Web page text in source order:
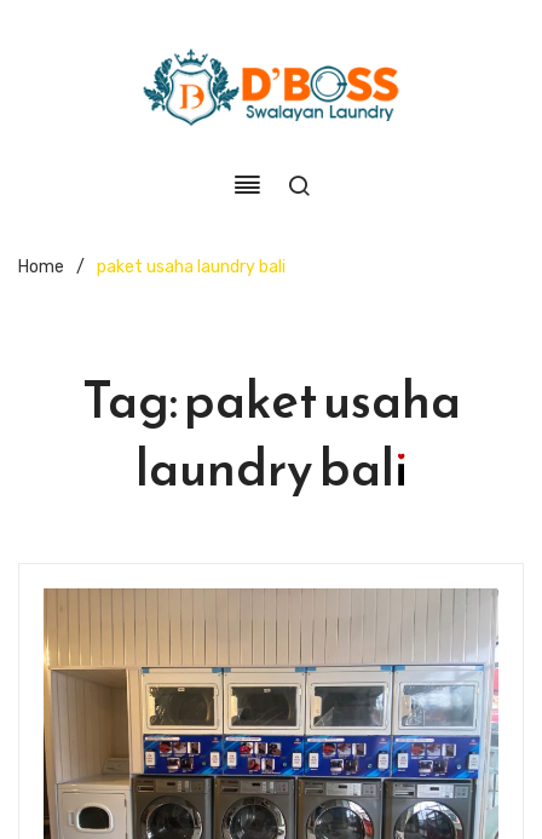
Home / paket usaha laundry bali
Tag:paket usaha
laundry bali